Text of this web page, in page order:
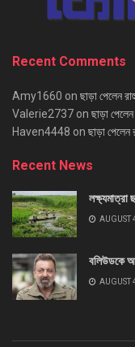
Recent Comments
Amy1660 on ছাড়া পেলেন
Valerie2737 on ছাড়া
Haven4448 on ছাড়া পেলেন
Recent News
লক্ষ্যমাত্রা
AUGUST
বলিউডকে
AUGUST